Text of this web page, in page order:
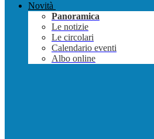
Novità
Panoramica
Le notizie
Le circolari
Calendario eventi
Albo online